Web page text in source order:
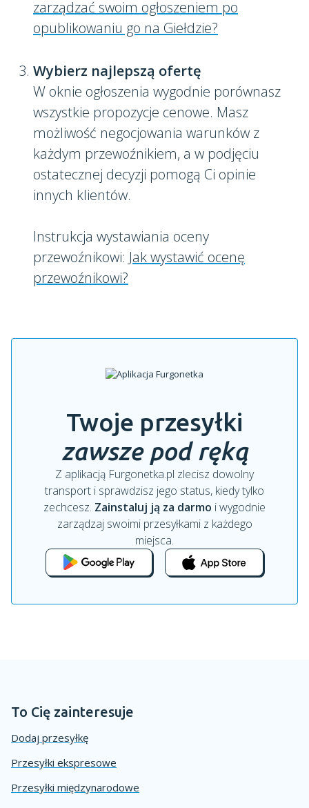
zarządzać swoim ogłoszeniem po
opublikowaniu go na Giełdzie?
Wybierz najlepszą ofertę
W oknie ogłoszenia wygodnie porównasz
wszystkie propozycje cenowe. Masz
możliwość negocjowania warunków z
każdym przewoźnikiem, a w podjęciu
ostatecznej decyzji pomogą Ci opinie
innych klientów.
Instrukcja wystawiania oceny
przewoźnikowi: Jak wystawić ocenę
przewoźnikowi?
Twoje przesyłki
zawsze pod ręką
Z aplikacją Furgonetka.pl zlecisz dowolny
transport i sprawdzisz jego status, kiedy tylko
zechcesz. Zainstaluj ją za darmo i wygodnie
zarządzaj swoimi przesyłkami z każdego
miejsca.
To Cię zainteresuje
Dodaj przesyłkę
Przesyłki ekspresowe
Przesyłki międzynarodowe